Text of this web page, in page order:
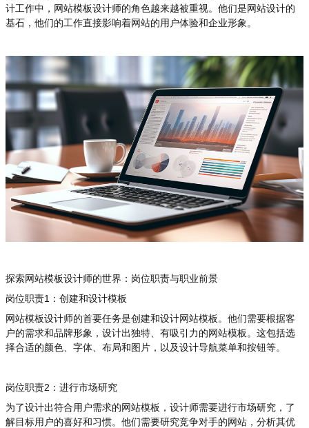
计工作中，网站模板设计师的角色越来越被重视。他们是网站设计的
基石，他们的工作直接影响着网站的用户体验和企业形象。
探索网站模板设计师的世界：岗位职责与职业前景
岗位职责1：创建和设计模板
网站模板设计师的首要任务是创建和设计网站模板。他们需要根据客
户的需求和品牌形象，设计出独特、有吸引力的网站模板。这包括选
择合适的颜色、字体、布局和图片，以及设计导航菜单和按钮等。
岗位职责2：进行市场研究
为了设计出符合用户需求的网站模板，设计师需要进行市场研究，了
解目标用户的喜好和习惯。他们需要研究竞争对手的网站，分析其优